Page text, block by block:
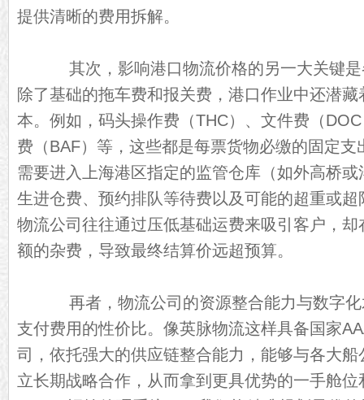
提供清晰的费用拆解。
其次，影响港口物流价格的另一大关键是
除了基础的拖车费和报关费，港口作业中还潜
本。例如，码头操作费（THC）、文件费（
费（BAF）等，这些都是每票货物必缴的固定
需要进入上海港区指定的监管仓库（如外高桥
生进仓费、预约排队等待费以及可能的超重或
物流公司往往通过压低基础运费来吸引客户，
额的杂费，导致最终结算价远超预算。
再者，物流公司的资源整合能力与数字化
支付费用的性价比。像英脉物流这样具备国家
司，依托强大的供应链整合能力，能够与各大
立长期战略合作，从而拿到更具优势的一手舱